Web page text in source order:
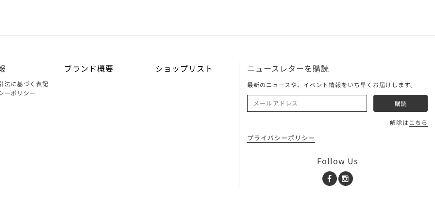
法に基づく表記
ーポリシー
ブランド概要 ショップリスト ニュースレターを購読
最新のニュースや、イベント情報をいち早くお届けします。
解除はこちら
プライバシーポリシー
Follow Us
Facebook
Instagram